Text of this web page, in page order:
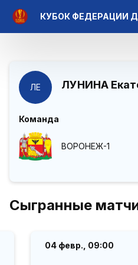
КУБОК ФЕДЕРАЦИИ
ЛЕ ЛУНИНА
Команда
ВОРОНЕЖ-1
Сыгранные
04 февр., 09:00